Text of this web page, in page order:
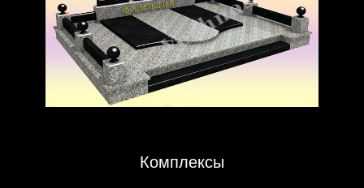
Комплексы